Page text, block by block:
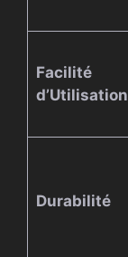
Facilité
d’Utilisation
Durabilité